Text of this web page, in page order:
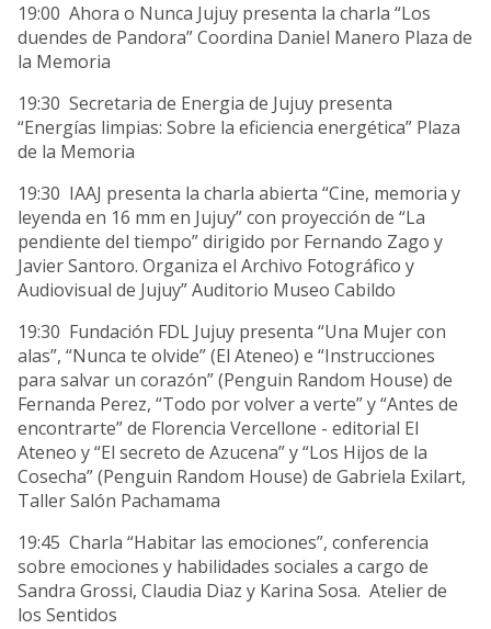
19:00 Ahora o Nunca Jujuy presenta la charla “Los
duendes de Pandora” Coordina Daniel Manero Plaza de
la Memoria
19:30 Secretaria de Energia de Jujuy presenta
“Energías limpias: Sobre la eficiencia energética” Plaza
de la Memoria
19:30 IAAJ presenta la charla abierta “Cine, memoria y
leyenda en 16 mm en Jujuy” con proyección de “La
pendiente del tiempo” dirigido por Fernando Zago y
Javier Santoro. Organiza el Archivo Fotográfico y
Audiovisual de Jujuy” Auditorio Museo Cabildo
19:30 Fundación FDL Jujuy presenta “Una Mujer con
alas”, “Nunca te olvide” (El Ateneo) e “Instrucciones
para salvar un corazón” (Penguin Random House) de
Fernanda Perez, “Todo por volver a verte” y “Antes de
encontrarte” de Florencia Vercellone - editorial El
Ateneo y “El secreto de Azucena” y “Los Hijos de la
Cosecha” (Penguin Random House) de Gabriela Exilart,
Taller Salón Pachamama
19:45 Charla “Habitar las emociones”, conferencia
sobre emociones y habilidades sociales a cargo de
Sandra Grossi, Claudia Diaz y Karina Sosa. Atelier de
los Sentidos